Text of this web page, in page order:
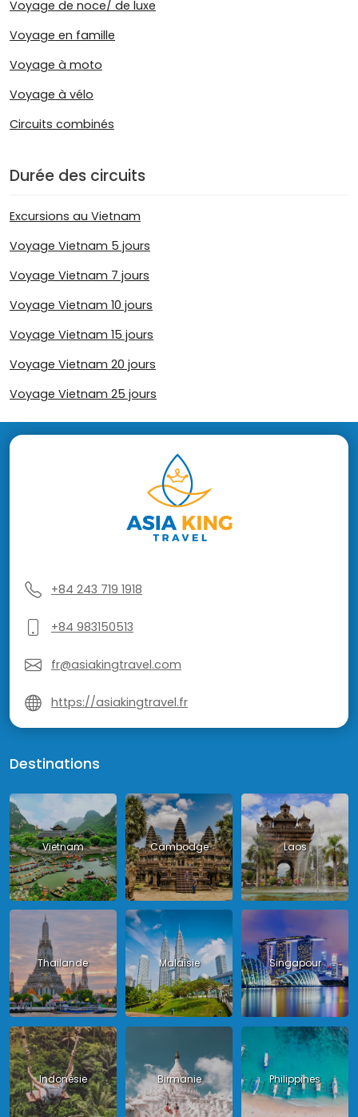
Voyage de noce/ de luxe
Voyage en famille
Voyage à moto
Voyage à vélo
Circuits combinés
Durée des circuits
Excursions au Vietnam
Voyage Vietnam 5 jours
Voyage Vietnam 7 jours
Voyage Vietnam 10 jours
Voyage Vietnam 15 jours
Voyage Vietnam 20 jours
Voyage Vietnam 25 jours
+84 243 719 1918
+84 983150513
fr@asiakingtravel.com
https://asiakingtravel.fr
Destinations
Vietnam Cambodge Laos
Thailande Malaisie Singapour
Indonésie Birmanie Philippines